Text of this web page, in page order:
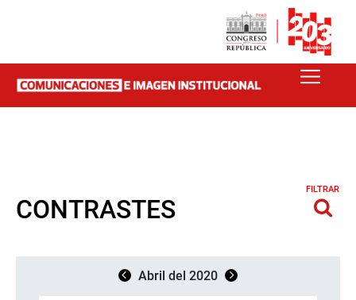
CONTRASTES
FILTRAR
Abril del 2020